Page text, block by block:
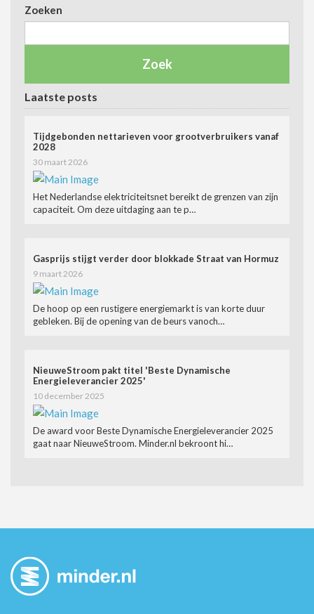
Zoeken
Laatste posts
Tijdgebonden nettarieven voor grootverbruikers vanaf
2028
30 maart 2026
Het Nederlandse elektriciteitsnet bereikt de grenzen van zijn
capaciteit. Om deze uitdaging aan te p…
Gasprijs stijgt verder door blokkade Straat van Hormuz
9 maart 2026
De hoop op een rustigere energiemarkt is van korte duur
gebleken. Bij de opening van de beurs vanoch…
NieuweStroom pakt titel 'Beste Dynamische
Energieleverancier 2025'
10 december 2025
De award voor Beste Dynamische Energieleverancier 2025
gaat naar NieuweStroom. Minder.nl bekroont hi…